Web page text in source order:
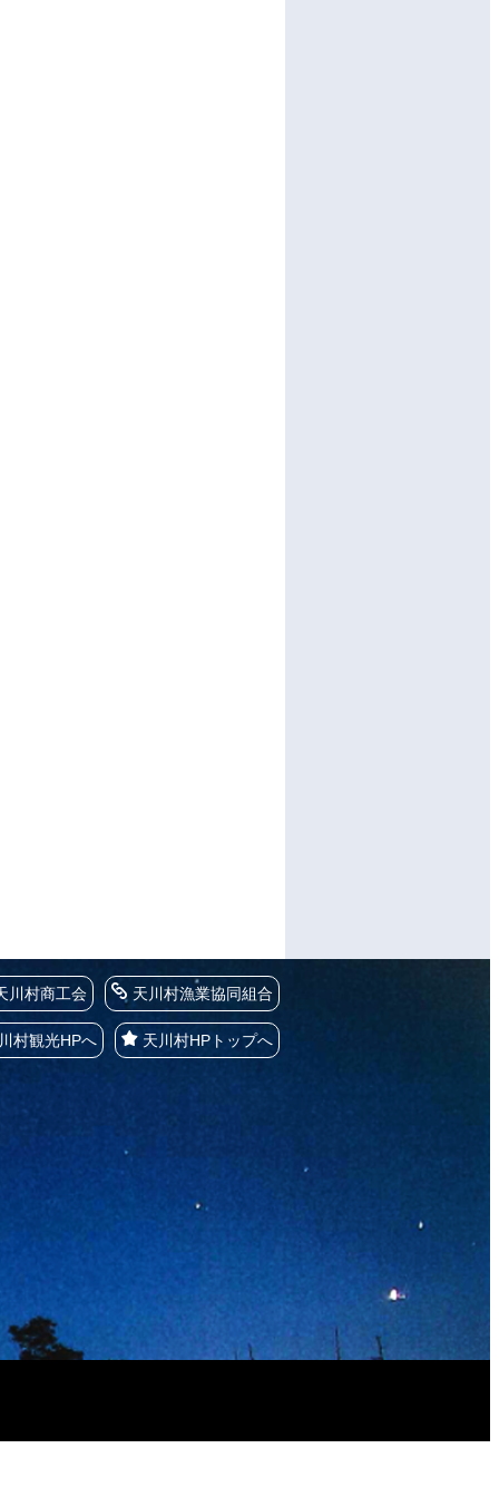
天川村漁業協同組合
川村商工会
天川村HPトップへ
村観光HPへ